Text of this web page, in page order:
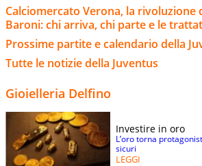
Calciomercato Verona, la rivoluzione
Baroni: chi arriva, chi parte e le
Prossime partite e calendario della
Tutte le notizie della Juventus
Gioielleria Delfino
Investire in oro
L’oro torna
sicuri
LEGGI